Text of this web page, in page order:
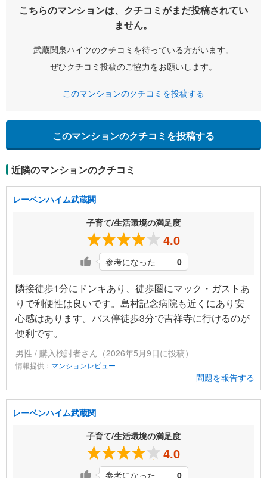
こちらのマンションは、クチコミがまだ投稿されてい
ません。
武蔵関泉ハイツのクチコミを待っている方がいます。
ぜひクチコミ投稿のご協力をお願いします。
このマンションのクチコミを投稿する
このマンションのクチコミを投稿する
近隣のマンションのクチコミ
レーベンハイム武蔵関
子育て/生活環境の満足度
4.0
参考になった 0
隣接徒歩1分にドンキあり、徒歩圏にマック・ガストあ
りで利便性は良いです。島村記念病院も近くにあり安
心感はあります。バス停徒歩3分で吉祥寺に行けるのが
便利です。
男性 / 購入検討者さん（2026年5月9日に投稿）
情報提供： マンションレビュー
問題を報告する
レーベンハイム武蔵関
子育て/生活環境の満足度
4.0
参考になった 0